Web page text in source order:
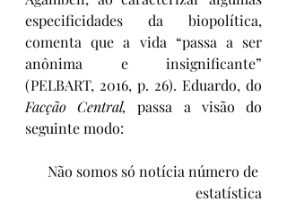
especificidades da biopolítica,
comenta que a vida “passa a ser
anônima e insignificante”
Facção Central,
passa a visão do
seguinte modo:
Não somos só notícia número de
estatística